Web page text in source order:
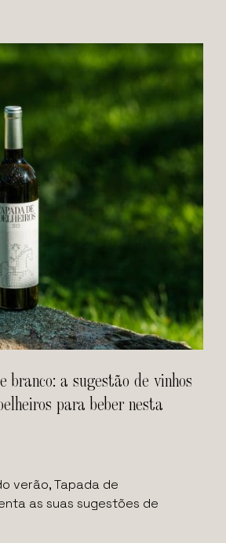
branco: a sugestão de vinhos
para beber nesta
verão, Tapada de
as suas sugestões de